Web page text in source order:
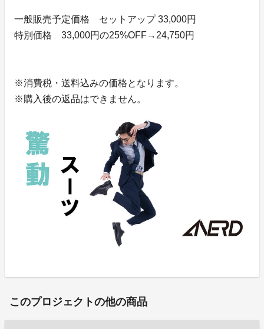
一般販売予定価格 セットアップ 33,000円
特別価格 33,000円の25%OFF→24,750円
※消費税・送料込みの価格となります。
※購入後の返品はできません。
このプロジェクトの他の商品